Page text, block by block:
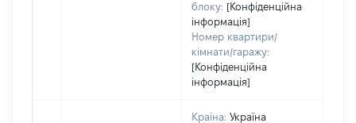
блоку: [Конфіденційна
інформація]
Номер квартири/
кімнати/гаражу:
[Конфіденційна
інформація]
Країна: Україна